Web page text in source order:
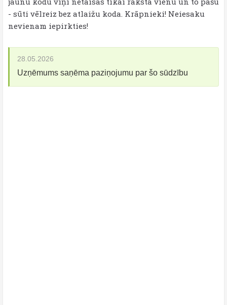
- sūti vēlreiz bez atlaižu koda. Krāpnieki! Neiesaku
nevienam iepirkties!
28.05.2026
Uzņēmums saņēma paziņojumu par šo sūdzību